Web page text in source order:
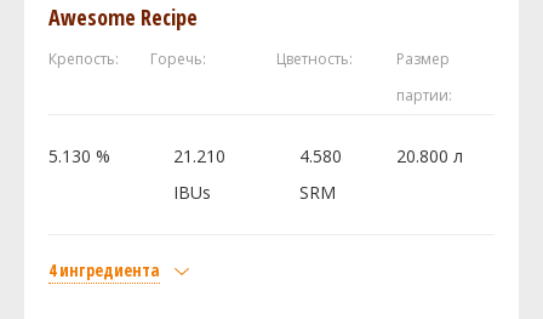
Геркулес (Herkules)
Дрожжи
1 шт
Посмотреть рецепт полностью
Awesome Recipe
Крепость: Горечь: Цветность:
Размер
партии:
5.130 %
21.210
IBUs
4.580
SRM
20.800 л
4 ингредиента